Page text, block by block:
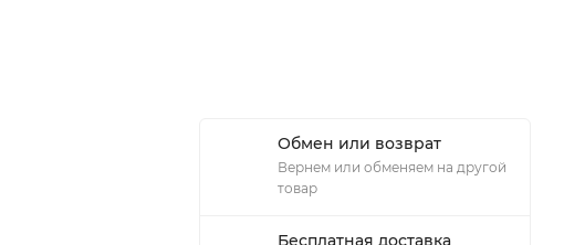
Обмен или возврат
Вернем или обменяем на другой
товар
Бесплатная доставка